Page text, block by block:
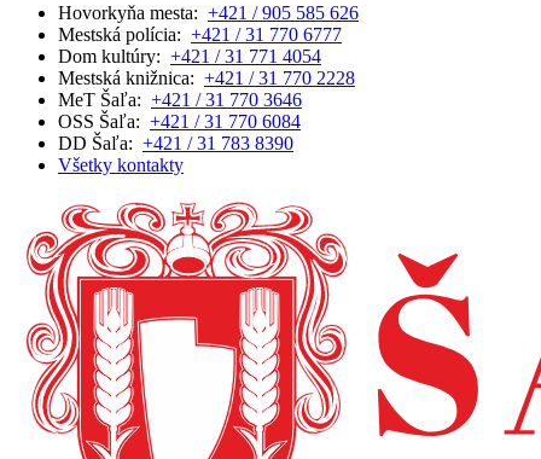
Hovorkyňa mesta: +421 / 905 585 626
Mestská polícia: +421 / 31 770 6777
Dom kultúry: +421 / 31 771 4054
Mestská knižnica: +421 / 31 770 2228
MeT Šaľa: +421 / 31 770 3646
OSS Šaľa: +421 / 31 770 6084
DD Šaľa: +421 / 31 783 8390
Všetky kontakty